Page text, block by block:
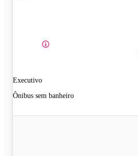
Executivo
Ônibus sem banheiro